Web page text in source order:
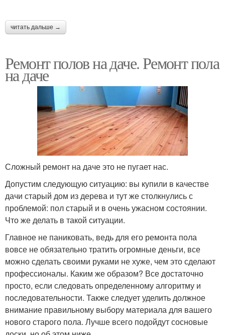
читать дальше →
Ремонт полов на даче. Ремонт пола
на даче
Сложный ремонт на даче это не пугает нас.
Допустим следующую ситуацию: вы купили в качестве
дачи старый дом из дерева и тут же столкнулись с
проблемой: пол старый и в очень ужасном состоянии.
Что же делать в такой ситуации.
Главное не паниковать, ведь для его ремонта пола
вовсе не обязательно тратить огромные деньги, все
можно сделать своими руками не хуже, чем это сделают
профессионалы. Каким же образом? Все достаточно
просто, если следовать определенному алгоритму и
последовательности. Также следует уделить должное
внимание правильному выбору материала для вашего
нового старого пола. Лучше всего подойдут сосновые